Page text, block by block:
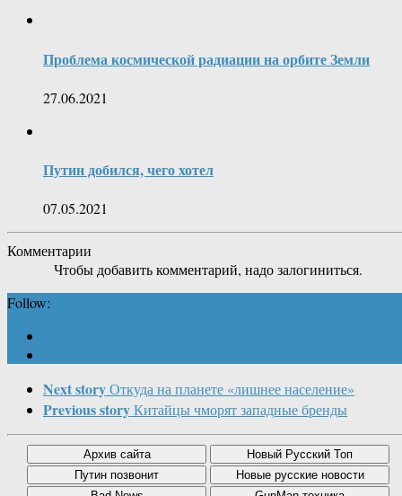
Проблема космической радиации на орбите Земли
27.06.2021
Путин добился, чего хотел
07.05.2021
Комментарии
Чтобы добавить комментарий, надо залогиниться.
Follow:
Next storyОткуда на планете «лишнее население»
Previous storyКитайцы чморят западные бренды